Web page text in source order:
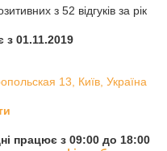
з 52 відгуків за рік
з 01.11.2019
13, Київ, Україна
працює з 09:00 до 18:00